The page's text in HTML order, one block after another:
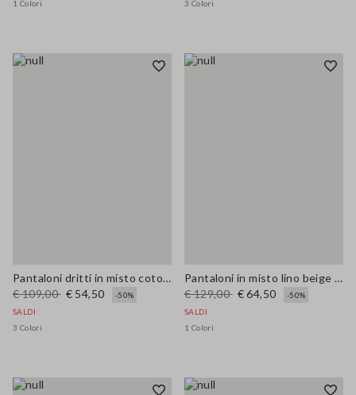
1 Colori 3 Colori
Pantaloni dritti in misto cotone e lino viola regular fit
€ 109,00 € 54,50
-50%
SALDI
3 Colori
Pantaloni in misto lino beige wide leg
€ 129,00 € 64,50
-50%
SALDI
1 Colori